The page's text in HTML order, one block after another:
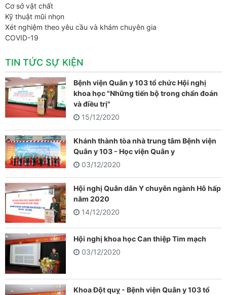
Cơ sở vật chất
Kỹ thuật mũi nhọn
Xét nghiệm theo yêu cầu và khám chuyên gia
COVID-19
TIN TỨC SỰ KIỆN
Bệnh viện Quân y 103 tổ chức Hội nghị
khoa học "Những tiến bộ trong chẩn đoán
và điều trị"
15/12/2020
Khánh thành tòa nhà trung tâm Bệnh viện
Quân y 103 - Học viện Quân y
03/12/2020
Hội nghị Quân dân Y chuyên ngành Hô hấp
năm 2020
14/12/2020
Hội nghị khoa học Can thiệp Tim mạch
03/12/2020
Khoa Đột quỵ - Bệnh viện Quân y 103 tổ